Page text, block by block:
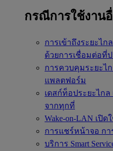
กรณีการใช้งาน
การเข้าถึงระยะไกล
ด้วยการเชื่อมต่อที่
การควบคุมระยะไ
แพลตฟอร์ม
เดสก์ท็อประยะไกล
จากทุกที่
Wake-on-LAN เปิด
การแชร์หน้าจอ กา
บริการ Smart